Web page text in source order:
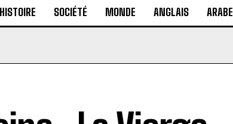
SOCIÉTÉ MONDE ANGLAIS ARABE